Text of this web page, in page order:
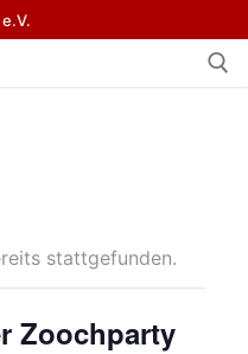
stattgefunden.
Zoochparty